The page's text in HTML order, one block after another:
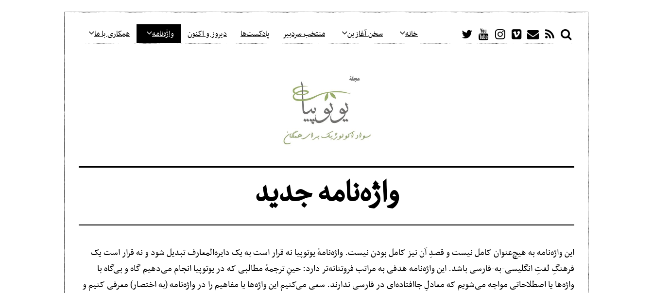
همکاری با ما واژٰه‌نامه دیروز و اکنون پادکست‌ها منتخب سردبیر سخن آغازین خانه
واژه‌نامه جدید
این واژه‌نامه به هیچ‌عنوان کامل نیست و قصدِ آن نیز کامل بودن نیست. واژه‌نامهٔ یوتوپیا نه قرار است به یک دایره‌المعارف تبدیل شود و نه قرار است یک
فرهنگِ لغتِ انگلیسی-به-فارسی باشد. این واژه‌نامه هدفی به مراتب فروتنانه‌تر دارد: حینِ ترجمهٔ مطالبی که در یوتوپیا انجام می‌دهیم گاه و بی‌گاه با
واژه‌ها یا اصطلاحاتی مواجه می‌شویم که معادلِ جاافتاده‌ای در فارسی ندارند. سعی می‌کنیم این واژه‌ها یا مفاهیم را در واژه‌نامه (به اختصار) معرفی کنیم و